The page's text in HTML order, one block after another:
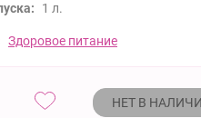
1 л.
Здоровое питание
НЕТ В